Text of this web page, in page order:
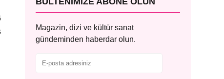
Magazin, dizi ve kültür sanat
gündeminden haberdar olun.